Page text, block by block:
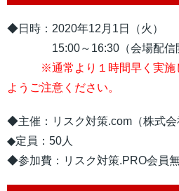
◆日時：2020年12月1日（火）
15:00～16:30（会場配信
※通常より１時間早く実施
ようご注意ください。
◆主催：リスク対策.com（株式会
◆定員：50人
◆参加費：リスク対策.PRO会員